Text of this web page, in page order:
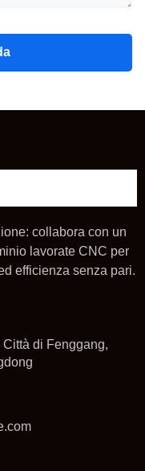
collabora con un
lavorate CNC per
efficienza senza pari.
di Fenggang,